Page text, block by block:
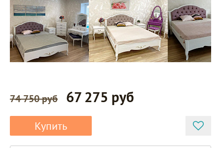
74 750 руб 67 275 руб
Купить